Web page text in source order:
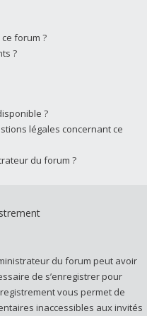
forum ?
?
?
légales concernant ce
du forum ?
du forum peut avoir
de s’enregistrer pour
vous permet de
inaccessibles aux invités